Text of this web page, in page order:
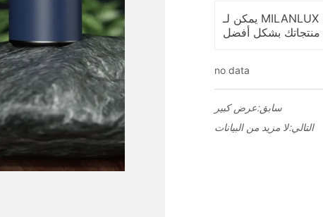
يمكن لـ MILANLUX تخصيص الترمس لك ، مما يتيح لك
no data
سابق:عرض كبير
التالي:لا مزيد من البيانات